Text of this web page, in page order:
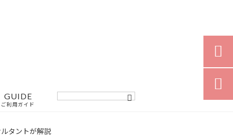
GUIDE
ご利用ガイド
ルタントが解説

